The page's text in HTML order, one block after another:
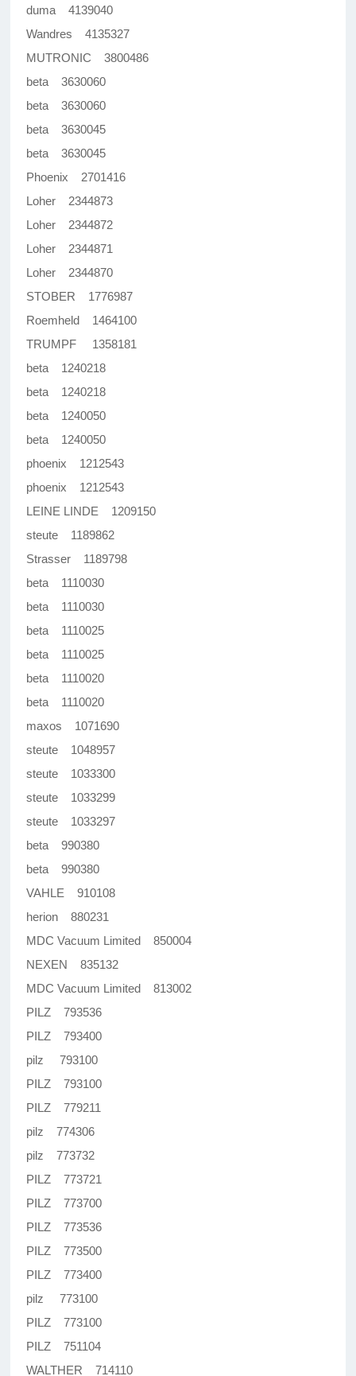
duma 4139040
Wandres 4135327
MUTRONIC 3800486
beta 3630060
beta 3630060
beta 3630045
beta 3630045
Phoenix 2701416
Loher 2344873
Loher 2344872
Loher 2344871
Loher 2344870
STOBER 1776987
Roemheld 1464100
TRUMPF 1358181
beta 1240218
beta 1240218
beta 1240050
beta 1240050
phoenix 1212543
phoenix 1212543
LEINE LINDE 1209150
steute 1189862
Strasser 1189798
beta 1110030
beta 1110030
beta 1110025
beta 1110025
beta 1110020
beta 1110020
maxos 1071690
steute 1048957
steute 1033300
steute 1033299
steute 1033297
beta 990380
beta 990380
VAHLE 910108
herion 880231
MDC Vacuum Limited 850004
NEXEN 835132
MDC Vacuum Limited 813002
PILZ 793536
PILZ 793400
pilz 793100
PILZ 793100
PILZ 779211
pilz 774306
pilz 773732
PILZ 773721
PILZ 773700
PILZ 773536
PILZ 773500
PILZ 773400
pilz 773100
PILZ 773100
PILZ 751104
WALTHER 714110